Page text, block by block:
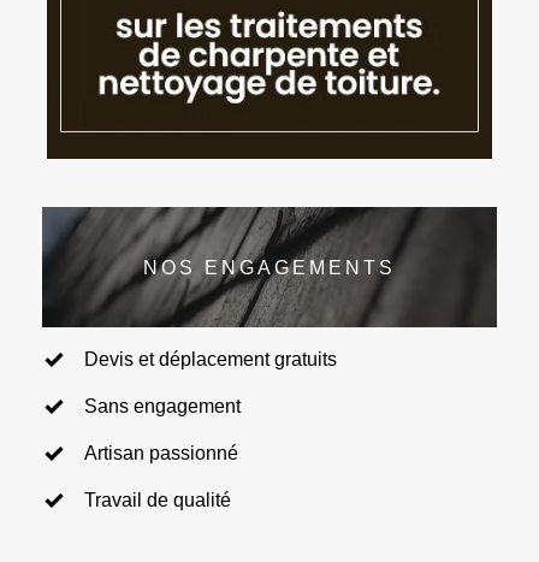
NOS ENGAGEMENTS
Devis et déplacement gratuits
Sans engagement
Artisan passionné
Travail de qualité